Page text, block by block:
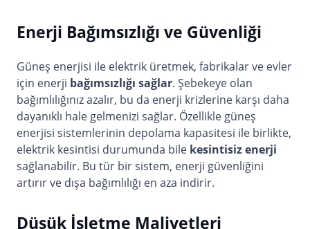
Enerji Bağımsızlığı ve Güvenliği
Güneş enerjisi ile elektrik üretmek, fabrikalar ve evler
için enerji bağımsızlığı sağlar. Şebekeye olan
bağımlılığınız azalır, bu da enerji krizlerine karşı daha
dayanıklı hale gelmenizi sağlar. Özellikle güneş
enerjisi sistemlerinin depolama kapasitesi ile birlikte,
elektrik kesintisi durumunda bile kesintisiz enerji
sağlanabilir. Bu tür bir sistem, enerji güvenliğini
artırır ve dışa bağımlılığı en aza indirir.
Düşük İşletme Maliyetleri